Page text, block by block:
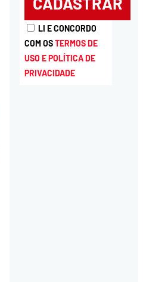
LI E CONCORDO
COM OSTERMOS DE
USO E POLÍTICA DE
PRIVACIDADE